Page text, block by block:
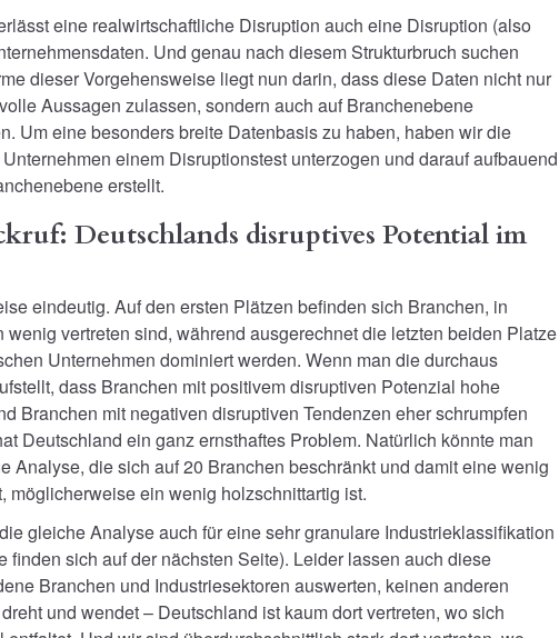
eine realwirtschaftliche Disruption auch eine Disruption (also
Und genau nach diesem Strukturbruch suchen
dieser Vorgehensweise liegt nun darin, dass diese Daten nicht nur
Aussagen zulassen, sondern auch auf Branchenebene
Um eine besonders breite Datenbasis zu haben, haben wir die
einem Disruptionstest unterzogen und darauf aufbauend
erstellt.
Deutschlands disruptives Potential im
eindeutig. Auf den ersten Plätzen befinden sich Branchen, in
vertreten sind, während ausgerechnet die letzten beiden Platze
Unternehmen dominiert werden. Wenn man die durchaus
dass Branchen mit positivem disruptiven Potenzial hohe
Branchen mit negativen disruptiven Tendenzen eher schrumpfen
Deutschland ein ganz ernsthaftes Problem. Natürlich könnte man
Analyse, die sich auf 20 Branchen beschränkt und damit eine wenig
möglicherweise ein wenig holzschnittartig ist.
gleiche Analyse auch für eine sehr granulare Industrieklassifikation
finden sich auf der nächsten Seite). Leider lassen auch diese
Branchen und Industriesektoren auswerten, keinen anderen
und wendet – Deutschland ist kaum dort vertreten, wo sich